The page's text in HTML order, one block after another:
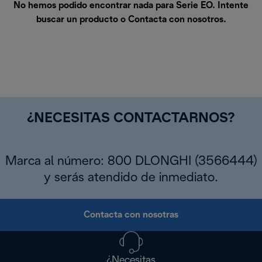
No hemos podido encontrar nada para Serie EO. Intente
buscar un producto o Contacta con nosotros.
¿NECESITAS CONTACTARNOS?
Marca al número: 800 DLONGHI (3566444)
y serás atendido de inmediato.
Contacta con nosotras